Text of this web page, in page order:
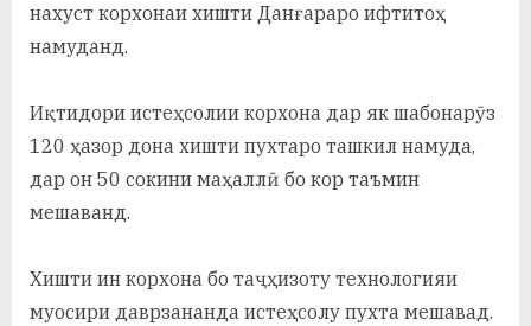
р
Х
у
а
нахуст корхонаи хишти Данғараро ифтитоҳ
намуданд.
Иқтидори истеҳсолии корхона дар як шабонарӯз
120 ҳазор дона хишти пухтаро ташкил намуда,
дар он 50 сокини маҳаллӣ бо кор таъмин
мешаванд.
Хишти ин корхона бо таҷҳизоту технологияи
муосири даврзананда истеҳсолу пухта мешавад.